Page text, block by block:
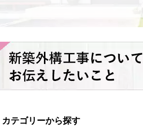
カテゴリーから探す